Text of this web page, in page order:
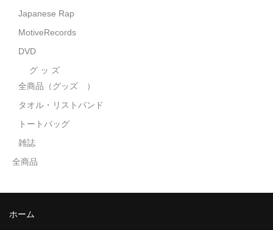
トートバッグ
全商品
Japanese Rap
MotiveRecords
DVD
グ ッ ズ
全商品（グッズ ）
タオル・リストバンド
トートバッグ
雑誌
全商品
ホーム